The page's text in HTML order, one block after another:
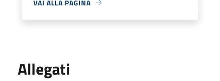
VAI ALLA PAGINA
Allegati